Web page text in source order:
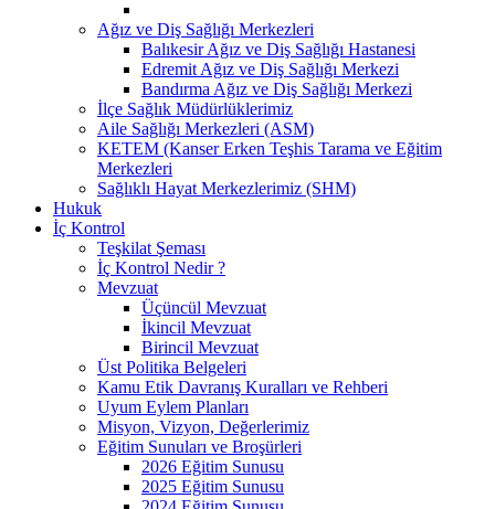
Ağız ve Diş Sağlığı Merkezleri
Balıkesir Ağız ve Diş Sağlığı Hastanesi
Edremit Ağız ve Diş Sağlığı Merkezi
Bandırma Ağız ve Diş Sağlığı Merkezi
İlçe Sağlık Müdürlüklerimiz
Aile Sağlığı Merkezleri (ASM)
KETEM (Kanser Erken Teşhis Tarama ve Eğitim
Merkezleri
Sağlıklı Hayat Merkezlerimiz (SHM)
Hukuk
İç Kontrol
Teşkilat Şeması
İç Kontrol Nedir ?
Mevzuat
Üçüncül Mevzuat
İkincil Mevzuat
Birincil Mevzuat
Üst Politika Belgeleri
Kamu Etik Davranış Kuralları ve Rehberi
Uyum Eylem Planları
Misyon, Vizyon, Değerlerimiz
Eğitim Sunuları ve Broşürleri
2026 Eğitim Sunusu
2025 Eğitim Sunusu